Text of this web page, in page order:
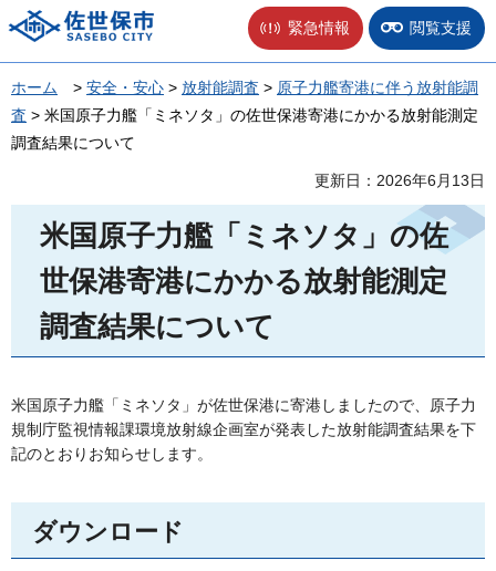
佐世保市 緊急情報 閲覧支援
ホーム > 安全・安心 > 放射能調査 > 原子力艦寄港に伴う放射能調
査 > 米国原子力艦「ミネソタ」の佐世保港寄港にかかる放射能測定
調査結果について
更新日：2026年6月13日
米国原子力艦「ミネソタ」の佐
世保港寄港にかかる放射能測定
調査結果について
米国原子力艦「ミネソタ」が佐世保港に寄港しましたので、原子力
規制庁監視情報課環境放射線企画室が発表した放射能調査結果を下
記のとおりお知らせします。
ダウンロード